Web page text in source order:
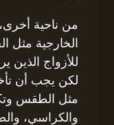
من ناحية
الخارجية مثل
للأزواج الذين
لكن يجب أن
مثل الطقس
والكراسي،